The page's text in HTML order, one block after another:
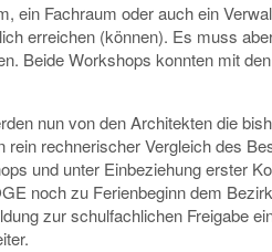
ein Fachraum oder auch ein
erreichen (können). Es muss
Beide Workshops konnten mit
nun von den Architekten die
rein rechnerischer Vergleich des
und unter Einbeziehung erster
noch zu Ferienbeginn dem
zur schulfachlichen Freigabe